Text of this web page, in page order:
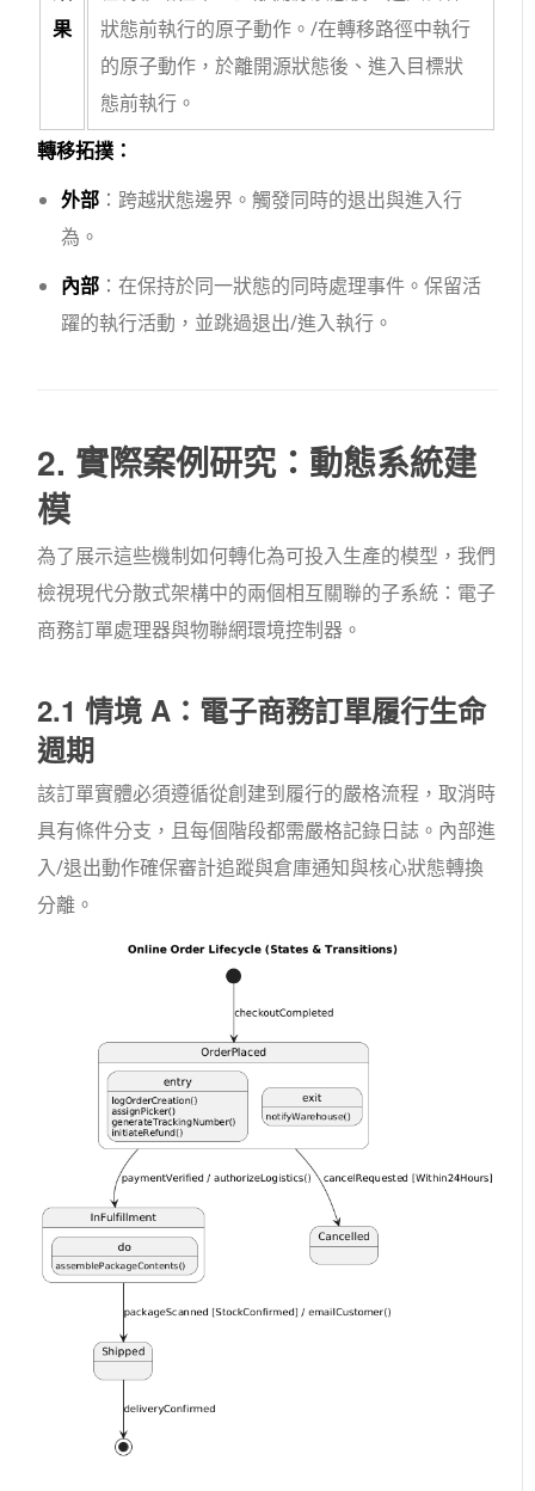
果
狀態前執行的原子動作。/在轉移路徑中執行
的原子動作，於離開源狀態後、進入目標狀
態前執行。
轉移拓撲：
外部 ：跨越狀態邊界。觸發同時的退出與進入行
為。
內部 ：在保持於同一狀態的同時處理事件。保留活
躍的執行活動，並跳過退出/進入執行。
2. 實際案例研究：動態系統建
模
為了展示這些機制如何轉化為可投入生產的模型，我們
檢視現代分散式架構中的兩個相互關聯的子系統：電子
商務訂單處理器與物聯網環境控制器。
2.1 情境 A：電子商務訂單履行生命
週期
該訂單實體必須遵循從創建到履行的嚴格流程，取消時
具有條件分支，且每個階段都需嚴格記錄日誌。內部進
入/退出動作確保審計追蹤與倉庫通知與核心狀態轉換
分離。